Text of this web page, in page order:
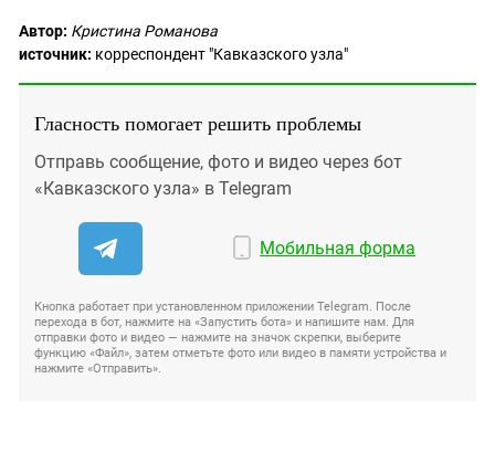
Автор: Кристина Романова
источник: корреспондент "Кавказского узла"
Гласность помогает решить проблемы
Отправь сообщение, фото и видео через бот
«Кавказского узла» в Telegram
Мобильная форма
Кнопка работает при установленном приложении Telegram. После
перехода в бот, нажмите на «Запустить бота» и напишите нам. Для
отправки фото и видео — нажмите на значок скрепки, выберите
функцию «Файл», затем отметьте фото или видео в памяти устройства и
нажмите «Отправить».